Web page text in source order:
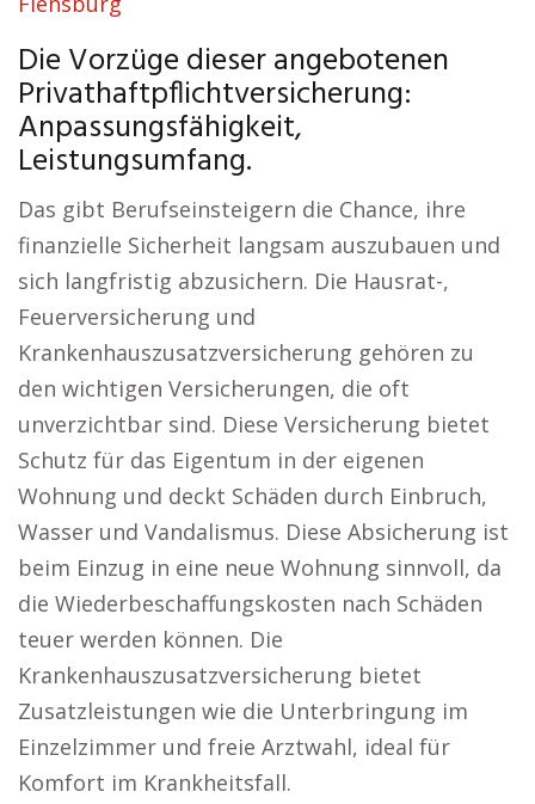
Die Vorzüge dieser angebotenen
Privathaftpflichtversicherung:
Anpassungsfähigkeit,
Leistungsumfang.
Das gibt Berufseinsteigern die Chance, ihre
finanzielle Sicherheit langsam auszubauen und
sich langfristig abzusichern. Die Hausrat-,
Feuerversicherung und
Krankenhauszusatzversicherung gehören zu
den wichtigen Versicherungen, die oft
unverzichtbar sind. Diese Versicherung bietet
Schutz für das Eigentum in der eigenen
Wohnung und deckt Schäden durch Einbruch,
Wasser und Vandalismus. Diese Absicherung ist
beim Einzug in eine neue Wohnung sinnvoll, da
die Wiederbeschaffungskosten nach Schäden
teuer werden können. Die
Krankenhauszusatzversicherung bietet
Zusatzleistungen wie die Unterbringung im
Einzelzimmer und freie Arztwahl, ideal für
Komfort im Krankheitsfall.